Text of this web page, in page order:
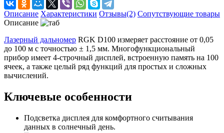
Описание Характеристики Отзывы(2) Сопутствующие товары
Описание
Лазерный дальномер RGK D100 измеряет расстояние от 0,05
до 100 м с точностью ± 1,5 мм. Многофункциональный
прибор имеет 4-строчный дисплей, встроенную память на 100
ячеек, а также целый ряд функций для простых и сложных
вычислений.
Ключевые особенности
Подсветка дисплея для комфортного считывания
данных в солнечный день.